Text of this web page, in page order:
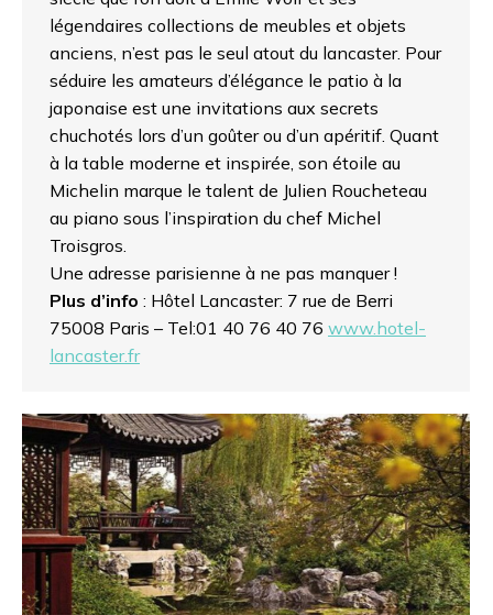
légendaires collections de meubles et objets
anciens, n’est pas le seul atout du lancaster. Pour
séduire les amateurs d’élégance le patio à la
japonaise est une invitations aux secrets
chuchotés lors d’un goûter ou d’un apéritif. Quant
à la table moderne et inspirée, son étoile au
Michelin marque le talent de Julien Roucheteau
au piano sous l’inspiration du chef Michel
Troisgros.
Une adresse parisienne à ne pas manquer !
Plus d’info : Hôtel Lancaster: 7 rue de Berri
75008 Paris – Tel:01 40 76 40 76 www.hotel-
lancaster.fr